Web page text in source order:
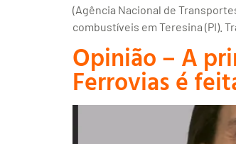
(Agência Nacional de
combustíveis em Teresina (PI).
Opinião – A
Ferrovias é